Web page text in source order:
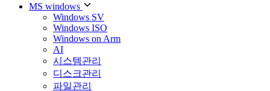
MS windows
Windows SV
Windows ISO
Windows on Arm
AI
시스템관리
디스크관리
파일관리